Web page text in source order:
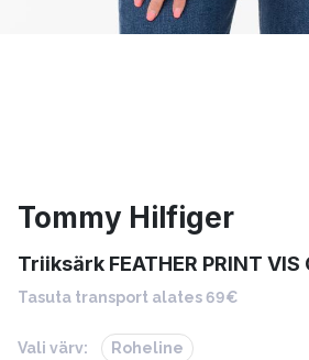
Tommy Hilfiger
Triiksärk FEATHER PRINT VIS
Tasuta transport alates 69€
Vali värv: Roheline